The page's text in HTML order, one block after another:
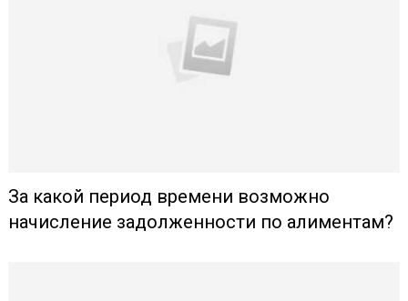
За какой период времени возможно
начисление задолженности по алиментам?